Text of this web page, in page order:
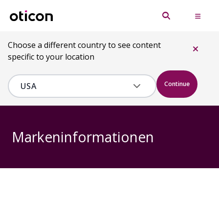
Choose a different country to see content
specific to your location
Continue
Markeninformationen